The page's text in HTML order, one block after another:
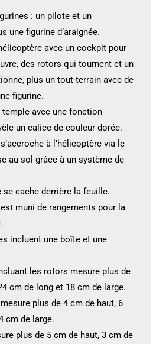
: un pilote et un
une figurine d’araignée.
avec un cockpit pour
des rotors qui tournent et un
plus un tout-terrain avec de
figurine.
avec une fonction
un calice de couleur dorée.
à l’hélicoptère via le
au sol grâce à un système de
se cache derrière la feuille.
muni de rangements pour la
incluent une boîte et une
les rotors mesure plus de
cm de long et 18 cm de large.
plus de 4 cm de haut, 6
cm de large.
plus de 5 cm de haut, 3 cm de